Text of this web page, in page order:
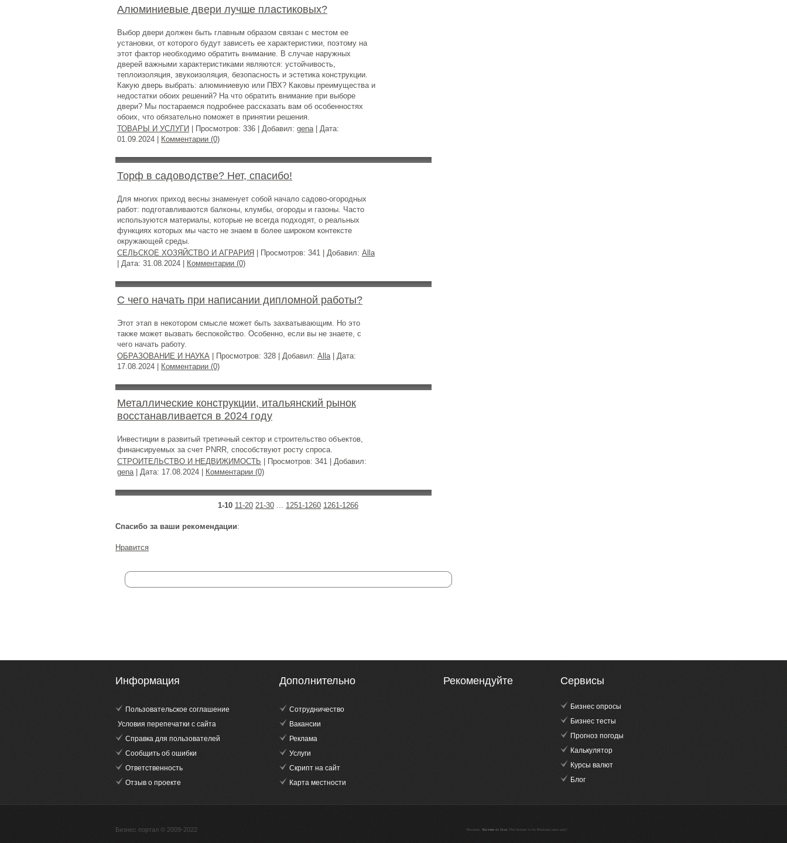
Алюминиевые двери лучше пластиковых?
Выбор двери должен быть главным образом связан с местом ее
установки, от которого будут зависеть ее характеристики, поэтому на
этот фактор необходимо обратить внимание. В случае наружных
дверей важными характеристиками являются: устойчивость,
теплоизоляция, звукоизоляция, безопасность и эстетика конструкции.
Какую дверь выбрать: алюминиевую или ПВХ? Каковы преимущества и
недостатки обоих решений? На что обратить внимание при выборе
двери? Мы постараемся подробнее рассказать вам об особенностях
обоих, что обязательно поможет в принятии решения.
ТОВАРЫ И УСЛУГИ | Просмотров: 336 | Добавил: gena| Дата:
01.09.2024
Комментарии (0)
Торф в садоводстве? Нет, спасибо!
Для многих приход весны знаменует собой начало садово-огородных
работ: подготавливаются балконы, клумбы, огороды и газоны. Часто
используются материалы, которые не всегда подходят, о реальных
функциях которых мы часто не знаем в более широком контексте
окружающей среды.
СЕЛЬСКОЕ ХОЗЯЙСТВО И АГРАРИЯ
| Просмотров: 341 | Добавил: Alla
| Дата: 31.08.2024 Комментарии (0)
С чего начать при написании дипломной работы?
Этот этап в некотором смысле может быть захватывающим. Но это
также может вызвать беспокойство. Особенно, если вы не знаете, с
чего начать работу.
ОБРАЗОВАНИЕ И НАУКА | Просмотров: 328 | Добавил: Alla| Дата:
17.08.2024
Комментарии (0)
Металлические конструкции, итальянский рынок
восстанавливается в 2024 году
Инвестиции в развитый третичный сектор и строительство объектов,
финансируемых за счет PNRR, способствуют росту спроса.
СТРОИТЕЛЬСТВО И НЕДВИЖИМОСТЬ | Просмотров: 341 | Добавил:
gena| Дата: 17.08.2024 Комментарии (0)
1-10 11-20 21-30 ... 1251-1260 1261-1266
Спасибо за ваши рекомендации:
Нравится
Информация
Пользовательское соглашение
Условия перепечатки с сайта
Справка для пользователей
Сообщить об ошибки
Ответственность
Отзыв о проекте
Дополнительно
Сотрудничество
Вакансии
Реклама
Услуги
Скрипт на сайт
Карта местности
Рекомендуйте Сервисы
Бизнес опросы
Бизнес тесты
Прогноз погоды
Калькулятор
Курсы валют
Блог
Бизнес портал © 2009-2022 Реклама: Хостинг от Ucoz This feature is for Premium users only!